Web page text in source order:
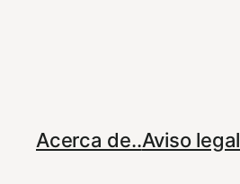
Acerca de..Aviso legal